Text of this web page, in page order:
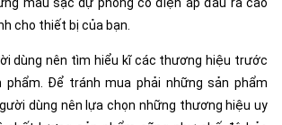
mẫu sạc dự phòng có điện áp đầu ra cao
cho thiết bị của bạn.
dùng nên tìm hiểu kĩ các thương hiệu trước
phẩm. Để tránh mua phải những sản phẩm
dùng nên lựa chọn những thương hiệu uy